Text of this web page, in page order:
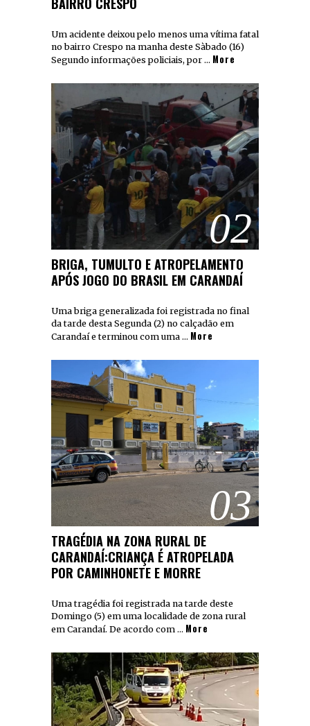
Um acidente deixou pelo menos uma vítima fatal
no bairro Crespo na manha deste Sàbado (16)
Segundo informações policiais, por … More
02
BRIGA, TUMULTO E ATROPELAMENTO
APÓS JOGO DO BRASIL EM CARANDAÍ
Uma briga generalizada foi registrada no final
da tarde desta Segunda (2) no calçadão em
Carandaí e terminou com uma … More
03
TRAGÉDIA NA ZONA RURAL DE
CARANDAÍ:CRIANÇA É ATROPELADA
POR CAMINHONETE E MORRE
Uma tragédia foi registrada na tarde deste
Domingo (5) em uma localidade de zona rural
em Carandaí. De acordo com … More